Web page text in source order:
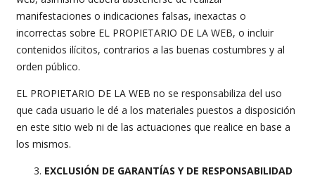
manifestaciones o indicaciones falsas, inexactas o
incorrectas sobre EL PROPIETARIO DE LA WEB, o incluir
contenidos ilícitos, contrarios a las buenas costumbres y al
orden público.
EL PROPIETARIO DE LA WEB no se responsabiliza del uso
que cada usuario le dé a los materiales puestos a disposición
en este sitio web ni de las actuaciones que realice en base a
los mismos.
EXCLUSIÓN DE GARANTÍAS Y DE RESPONSABILIDAD